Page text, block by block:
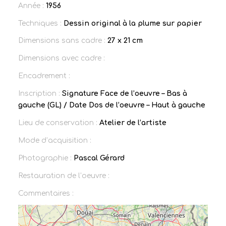
Année : 1956
Techniques : Dessin original à la plume sur papier
Dimensions sans cadre : 27 x 21 cm
Dimensions avec cadre :
Encadrement :
Inscription : Signature Face de l’oeuvre – Bas à
gauche (GL) / Date Dos de l’oeuvre – Haut à gauche
Lieu de conservation : Atelier de l’artiste
Mode d’acquisition :
Photographie : Pascal Gérard
Restauration de l’oeuvre :
Commentaires :